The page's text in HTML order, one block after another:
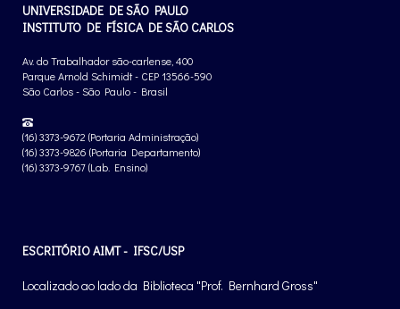
UNIVERSIDADE DE SÃO PAULO
INSTITUTO DE FÍSICA DE SÃO CARLOS
Av. do Trabalhador são-carlense, 400
Parque Arnold Schimidt - CEP 13566-590
São Carlos - São Paulo - Brasil
(16) 3373-9672 (Portaria Administração)
(16) 3373-9826 (Portaria Departamento)
(16) 3373-9767 (Lab. Ensino)
ESCRITÓRIO AIMT - IFSC/USP
Localizado ao lado da Biblioteca "Prof. Bernhard Gross"